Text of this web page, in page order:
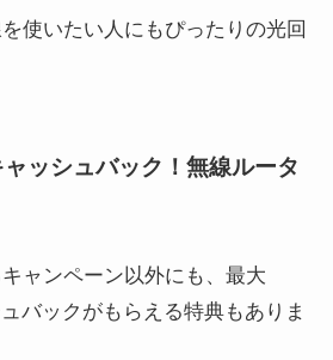
使いたい人にもぴったりの光回
ッシュバック！無線ルータ
ャンペーン以外にも、最大
バックがもらえる特典もありま